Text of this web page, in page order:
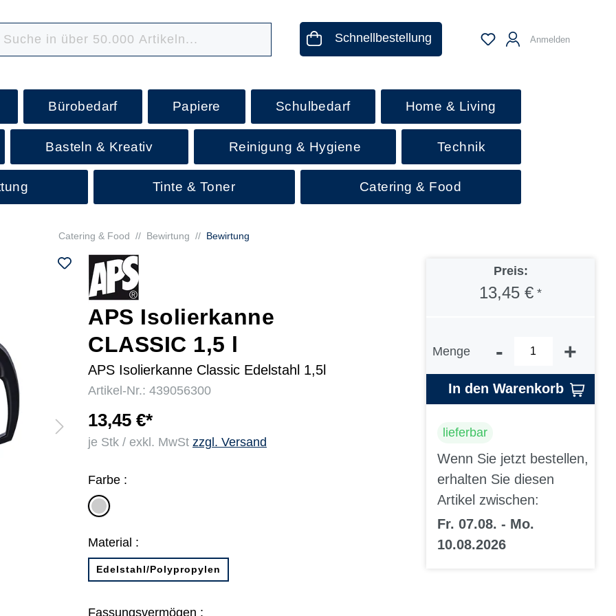
Schnellbestellung Anmelden
Bürobedarf Papiere Schulbedarf Home & Living
Basteln & Kreativ Reinigung & Hygiene Technik
Tinte & Toner Catering & Food
Catering & Food // Bewirtung // Bewirtung
APS Isolierkanne
CLASSIC 1,5 l
APS Isolierkanne Classic Edelstahl 1,5l
Artikel-Nr.: 439056300
13,45 €*
je Stk / exkl. MwSt zzgl. Versand
Farbe :
silber
Material :
Edelstahl/Polypropylen
Fassungsvermögen :
Preis:
13,45 € *
Menge - +
In den Warenkorb
lieferbar
Wenn Sie jetzt bestellen,
erhalten Sie diesen
Artikel zwischen:
Fr. 07.08. - Mo.
10.08.2026